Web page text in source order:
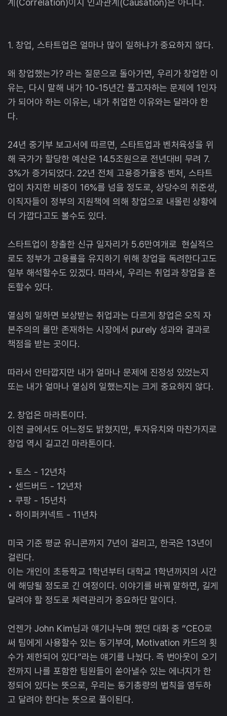
계(Correlation)이지 인과관계(Causation)은 아니다.
1. 창업, 스타트업은 얼마나 많이 일하냐가 중요하지 않다.
왜 창업했는가? 라는 질문으로 돌아가면, 우리가 창업한 이
유는, 다시 말해 내가 10-15년간 풀고자하는 문제에 1인자
가 되어야 하는 이유는, 내가 취업한 이유와는 달라야 한
다.
24년 중기부 보고서에 따르면, 스타트업과 벤처육성을 위
해 국가가 할당한 예산은 14.5조원으로 전년대비 무려 7.
3%가 증가되었다. 22년 전체 고용증가율중 벤처, 스타트
업이 차지한 비중이 16%를 넘을 정도로, 상당수의 취준생,
이직자들이 정부의 지원책에 의해 창업으로 내몰린 상황에
더 가깝다고도 볼수도 있다.
스타트업이 창출한 신규 일자리가 5.6만여개로 현실적으
로도 정부가 고용률을 유지하기 위해 창업을 독려한다고도
일부 해석할수도 있겠다. 따라서, 우리는 취업과 창업을 혼
돈할수 있다.
열심히 일하면 보상받는 취업과는 다르게 창업은 오직 자
본주의의 룰만 존재하는 시장에서 purely 성과와 결과로
책점을 받는 곳이다.
따라서 안타깝지만 내가 얼마나 문제에 진정성 있었는지
또는 내가 얼마나 열심히 일했는지는 크게 중요하지 않다.
2. 창업은 마라톤이다.
이전 글에서도 어느정도 밝혔지만, 투자유치와 마찬가지로
창업 역시 길고긴 마라톤이다.
• 토스 - 12년차
• 센드버드 - 12년차
• 쿠팡 - 15년차
• 하이퍼커넥트 - 11년차
미국 기준 평균 유니콘까지 7년이 걸리고, 한국은 13년이
걸린다.
이는 개인이 초등학교 1학년부터 대학교 1학년까지의 시간
에 해당될 정도로 긴 여정이다. 이야기를 바꿔 말하면, 길게
달려야 할 정도로 체력관리가 중요하단 말이다.
언젠가 John Kim님과 얘기나누며 했던 대화 중 “CEO로
써 팀에게 사용할수 있는 동기부여, Motivation 카드의 횟
수가 제한되어 있다”라는 얘기를 나눴다. 즉 번아웃이 오기
전까지 나를 포함한 팀원들이 쏟아낼수 있는 에너지가 한
정되어 있다는 뜻으로, 우리는 동기총량의 법칙을 염두하
고 달려야 한다는 뜻으로 풀이된다.